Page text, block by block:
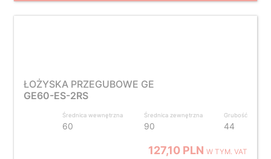
ŁOŻYSKA PRZEGUBOWE GE
GE60-ES-2RS
Średnica wewnętrzna
60
Średnica zewnętrzna
90
Grubość
44
127,10 PLNW TYM. VAT